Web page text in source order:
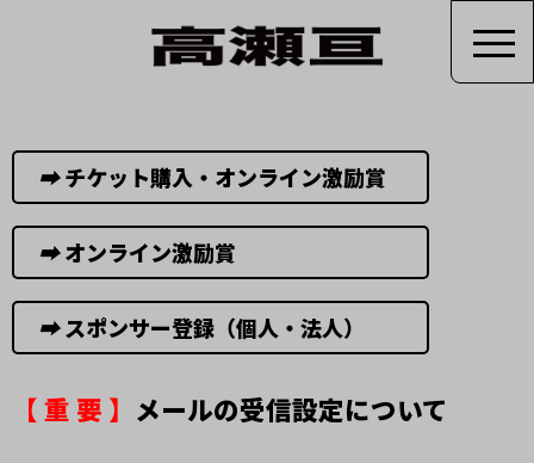
➡︎チケット購入・オンライン激励賞
➡︎オンライン激励賞
➡︎スポンサー登録（個人・法人）
【 重 要 】 メールの受信設定について